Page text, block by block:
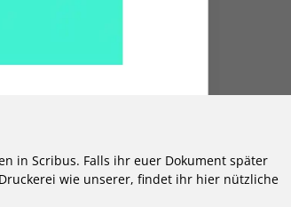
in Scribus. Falls ihr euer Dokument später
wie unserer, findet ihr hier nützliche